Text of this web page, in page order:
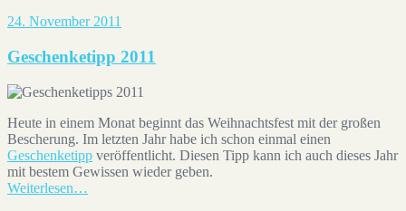
24. November 2011
Geschenketipp 2011
Heute in einem Monat beginnt das Weihnachtsfest mit der großen
Bescherung. Im letzten Jahr habe ich schon einmal einen
Geschenketipp veröffentlicht. Diesen Tipp kann ich auch dieses Jahr
mit bestem Gewissen wieder geben.
Weiterlesen…